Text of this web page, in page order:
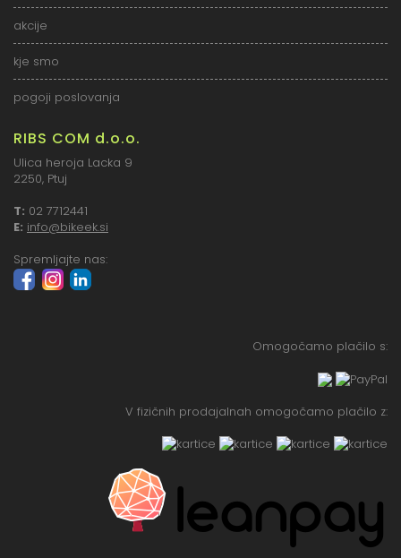
akcije
kje smo
pogoji poslovanja
RIBS COM d.o.o.
Ulica heroja Lacka 9
2250, Ptuj
T: 02 7712441
E: info@bikeek.si
Spremljajte nas:
Omogočamo plačilo s:
V fizičnih prodajalnah omogočamo plačilo z: